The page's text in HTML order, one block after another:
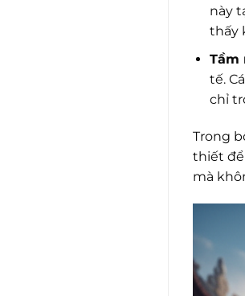
này
thấy
Tầm
tế.
chỉ
Trong
thiết để
mà